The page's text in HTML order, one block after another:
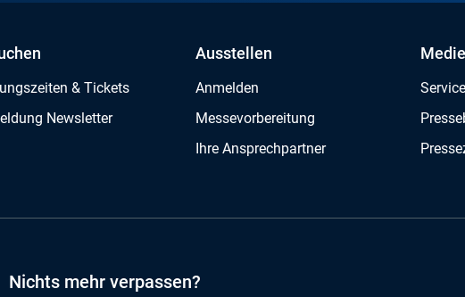
& Tickets
Newsletter
Ausstellen
Anmelden
Messevorbereitung
Ihre Ansprechpartner
Nichts mehr verpassen?